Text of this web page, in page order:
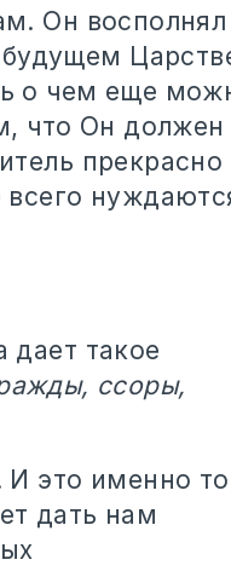
Он восполнял
о чем еще
что Он должен
прекрасно
дает такое
ссоры,
И это именно
дать нам